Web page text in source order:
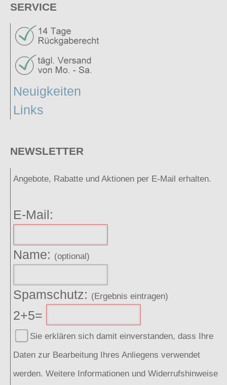
SERVICE
Neuigkeiten
Links
NEWSLETTER
Angebote, Rabatte und Aktionen per E-Mail erhalten.
E-Mail:
Name: (optional)
Spamschutz: (Ergebnis eintragen)
2+5=
Sie erklären sich damit einverstanden, dass Ihre
Daten zur Bearbeitung Ihres Anliegens verwendet
werden. Weitere Informationen und Widerrufshinweise